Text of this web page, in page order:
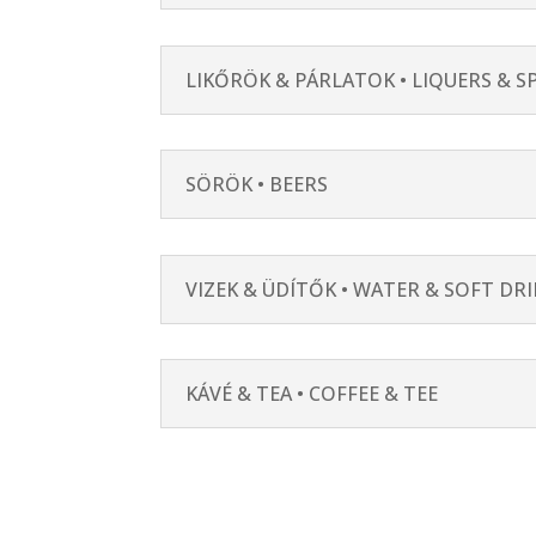
LIKŐRÖK & PÁRLATOK • LIQUERS &
SÖRÖK • BEERS
VIZEK & ÜDÍTŐK • WATER & SOFT
KÁVÉ & TEA • COFFEE & TEE